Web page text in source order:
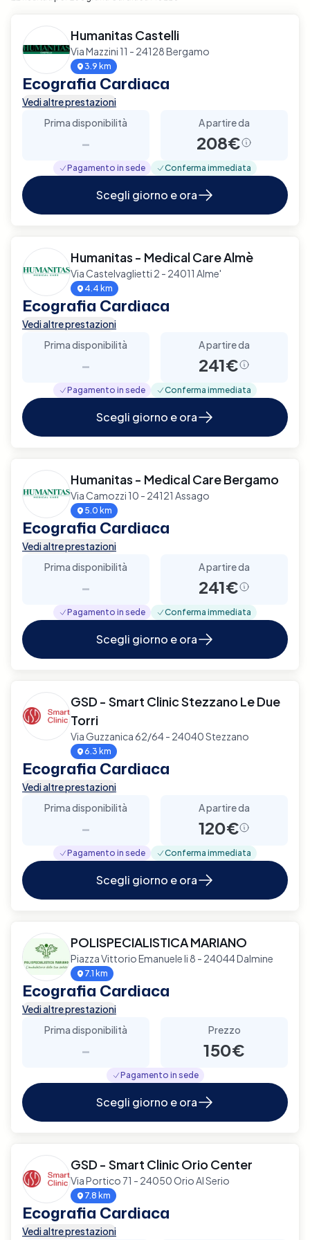
Humanitas Castelli
Via Mazzini 11 - 24128 Bergamo
3.9 km
Ecografia Cardiaca
Vedi altre prestazioni
Prima disponibilità
-
A partire da
208€
Pagamento in sede Conferma immediata
Scegli giorno e ora
Humanitas - Medical Care Almè
Via Castelvaglietti 2 - 24011 Alme'
4.4 km
Ecografia Cardiaca
Vedi altre prestazioni
Prima disponibilità
-
A partire da
241€
Pagamento in sede Conferma immediata
Scegli giorno e ora
Humanitas - Medical Care Bergamo
Via Camozzi 10 - 24121 Assago
5.0 km
Ecografia Cardiaca
Vedi altre prestazioni
Prima disponibilità
-
A partire da
241€
Pagamento in sede Conferma immediata
Scegli giorno e ora
GSD - Smart Clinic Stezzano Le Due
Torri
Via Guzzanica 62/64 - 24040 Stezzano
6.3 km
Ecografia Cardiaca
Vedi altre prestazioni
Prima disponibilità
-
A partire da
120€
Pagamento in sede Conferma immediata
Scegli giorno e ora
POLISPECIALISTICA MARIANO
Piazza Vittorio Emanuele Ii 8 - 24044 Dalmine
7.1 km
Ecografia Cardiaca
Vedi altre prestazioni
Prima disponibilità
-
Prezzo
150€
Pagamento in sede
Scegli giorno e ora
GSD - Smart Clinic Orio Center
Via Portico 71 - 24050 Orio Al Serio
7.8 km
Ecografia Cardiaca
Vedi altre prestazioni